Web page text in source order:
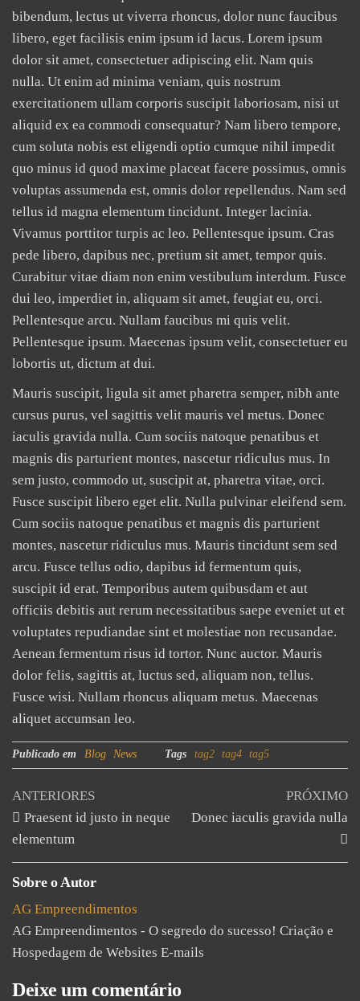
bibendum, lectus ut viverra rhoncus, dolor nunc faucibus
libero, eget facilisis enim ipsum id lacus. Lorem ipsum
dolor sit amet, consectetuer adipiscing elit. Nam quis
nulla. Ut enim ad minima veniam, quis nostrum
exercitationem ullam corporis suscipit laboriosam, nisi ut
aliquid ex ea commodi consequatur? Nam libero tempore,
cum soluta nobis est eligendi optio cumque nihil impedit
quo minus id quod maxime placeat facere possimus, omnis
voluptas assumenda est, omnis dolor repellendus. Nam sed
tellus id magna elementum tincidunt. Integer lacinia.
Vivamus porttitor turpis ac leo. Pellentesque ipsum. Cras
pede libero, dapibus nec, pretium sit amet, tempor quis.
Curabitur vitae diam non enim vestibulum interdum. Fusce
dui leo, imperdiet in, aliquam sit amet, feugiat eu, orci.
Pellentesque arcu. Nullam faucibus mi quis velit.
Pellentesque ipsum. Maecenas ipsum velit, consectetuer eu
lobortis ut, dictum at dui.
Mauris suscipit, ligula sit amet pharetra semper, nibh ante
cursus purus, vel sagittis velit mauris vel metus. Donec
iaculis gravida nulla. Cum sociis natoque penatibus et
magnis dis parturient montes, nascetur ridiculus mus. In
sem justo, commodo ut, suscipit at, pharetra vitae, orci.
Fusce suscipit libero eget elit. Nulla pulvinar eleifend sem.
Cum sociis natoque penatibus et magnis dis parturient
montes, nascetur ridiculus mus. Mauris tincidunt sem sed
arcu. Fusce tellus odio, dapibus id fermentum quis,
suscipit id erat. Temporibus autem quibusdam et aut
officiis debitis aut rerum necessitatibus saepe eveniet ut et
voluptates repudiandae sint et molestiae non recusandae.
Aenean fermentum risus id tortor. Nunc auctor. Mauris
dolor felis, sagittis at, luctus sed, aliquam non, tellus.
Fusce wisi. Nullam rhoncus aliquam metus. Maecenas
aliquet accumsan leo.
Publicado em Blog News Tags tag2 tag4 tag5
ANTERIORES
Praesent id justo in neque
elementum
PRÓXIMO
Donec iaculis gravida nulla
Sobre o Autor
AG Empreendimentos
AG Empreendimentos - O segredo do sucesso! Criação e
Hospedagem de Websites E-mails
Deixe um comentário